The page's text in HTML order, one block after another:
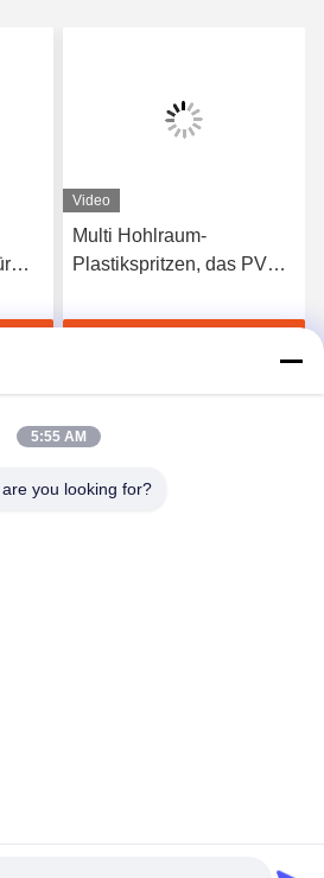
Video
Multi Hohlraum-
Plastikspritzen, das PVC
Sekunden pro Schuss
5:55 AM
you looking for?